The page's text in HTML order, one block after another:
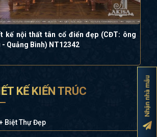
kế nội thất tân cổ điển đẹp (CĐT: ông
- Quảng Bình) NT12342
KẾ KIẾN TRÚC
Biệt Thự Đẹp
Nhận nhà mẫu